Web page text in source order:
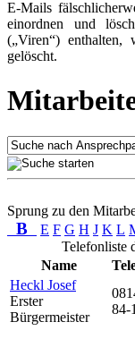
E-Mails
einordnen und
(„Viren“) enthalten,
gelöscht.
Sprung zu den
B E F G H J K L
Telefonliste
Name
Heckl Josef
Erster
Bürgermeister
84-